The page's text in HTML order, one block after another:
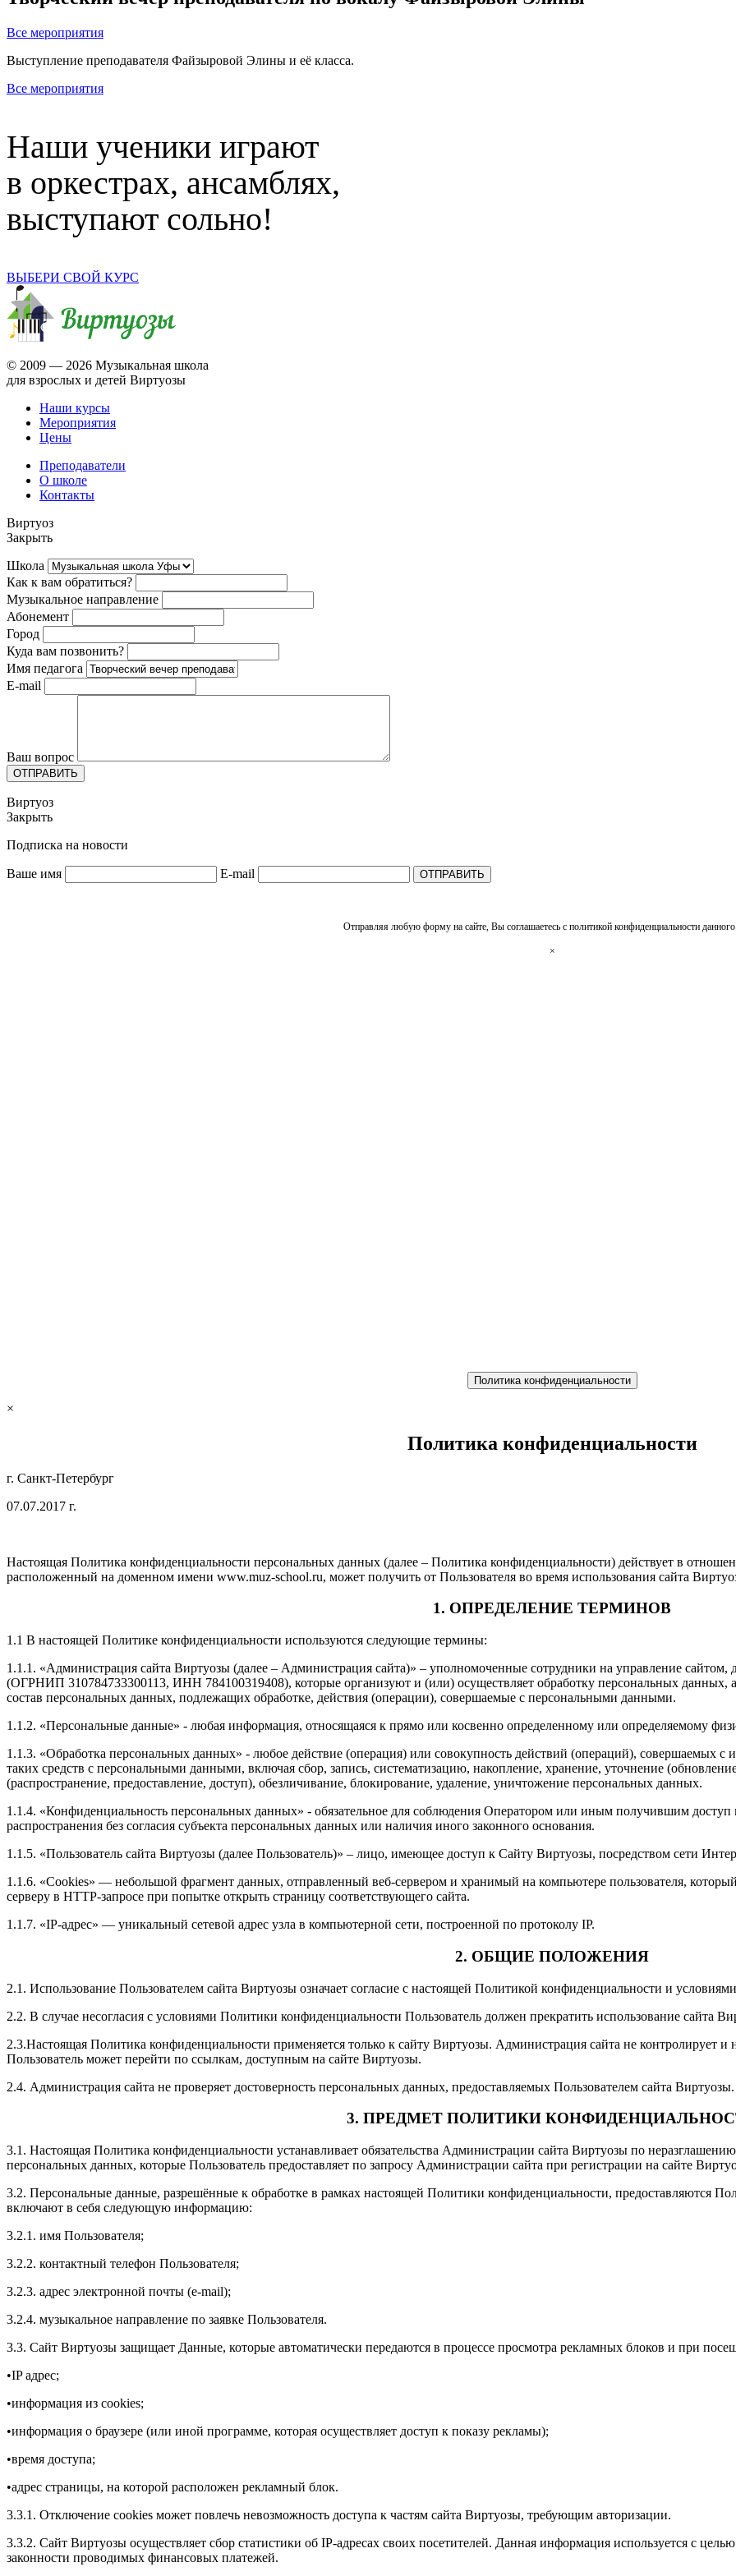
Все мероприятия
Выступление преподавателя Файзыровой Элины и её класса.
Все мероприятия
Наши ученики играют
в оркестрах, ансамблях,
выступают сольно!
ВЫБЕРИ СВОЙ КУРС
© 2009 — 2026 Музыкальная школа
для взрослых и детей Виртуозы
Наши курсы
Мероприятия
Цены
Преподаватели
О школе
Контакты
Виртуоз
Закрыть
Школа
Как к вам обратиться?
Музыкальное направление
Абонемент
Город
Куда вам позвонить?
Имя педагога
E-mail
Ваш вопрос
ОТПРАВИТЬ
Виртуоз
Закрыть
Подписка на новости
Ваше имя E-mail ОТПРАВИТЬ
Отправляя любую форму на сайте, Вы соглашаетесь с политикой конфиденциальности данного
×
Политика конфиденциальности
×
Политика конфиденциальности
г. Санкт-Петербург
07.07.2017 г.
Настоящая Политика конфиденциальности персональных данных (далее – Политика конфиденциальности) действует в
расположенный на доменном имени www.muz-school.ru, может получить от Пользователя во время использования сайта
1. ОПРЕДЕЛЕНИЕ ТЕРМИНОВ
1.1 В настоящей Политике конфиденциальности используются следующие термины:
1.1.1. «Администрация сайта Виртуозы (далее – Администрация сайта)» – уполномоченные сотрудники на управление
(ОГРНИП 310784733300113, ИНН 784100319408), которые организуют и (или) осуществляет обработку персональных данных,
состав персональных данных, подлежащих обработке, действия (операции), совершаемые с персональными данными.
1.1.2. «Персональные данные» - любая информация, относящаяся к прямо или косвенно определенному или определяемому
1.1.3. «Обработка персональных данных» - любое действие (операция) или совокупность действий (операций), совершаемых с
таких средств с персональными данными, включая сбор, запись, систематизацию, накопление, хранение, уточнение
(распространение, предоставление, доступ), обезличивание, блокирование, удаление, уничтожение персональных данных.
1.1.4. «Конфиденциальность персональных данных» - обязательное для соблюдения Оператором или иным получившим
распространения без согласия субъекта персональных данных или наличия иного законного основания.
1.1.5. «Пользователь сайта Виртуозы (далее Пользователь)» – лицо, имеющее доступ к Сайту Виртуозы, посредством сети
1.1.6. «Cookies» — небольшой фрагмент данных, отправленный веб-сервером и хранимый на компьютере пользователя,
серверу в HTTP-запросе при попытке открыть страницу соответствующего сайта.
1.1.7. «IP-адрес» — уникальный сетевой адрес узла в компьютерной сети, построенной по протоколу IP.
2. ОБЩИЕ ПОЛОЖЕНИЯ
2.1. Использование Пользователем сайта Виртуозы означает согласие с настоящей Политикой конфиденциальности и
2.2. В случае несогласия с условиями Политики конфиденциальности Пользователь должен прекратить использование сайта
2.3.Настоящая Политика конфиденциальности применяется только к сайту Виртуозы. Администрация сайта не контролирует и
Пользователь может перейти по ссылкам, доступным на сайте Виртуозы.
2.4. Администрация сайта не проверяет достоверность персональных данных, предоставляемых Пользователем сайта Виртуозы.
3. ПРЕДМЕТ ПОЛИТИКИ
3.1. Настоящая Политика конфиденциальности устанавливает обязательства Администрации сайта Виртуозы по
персональных данных, которые Пользователь предоставляет по запросу Администрации сайта при регистрации на сайте
3.2. Персональные данные, разрешённые к обработке в рамках настоящей Политики конфиденциальности, предоставляются
включают в себя следующую информацию:
3.2.1. имя Пользователя;
3.2.2. контактный телефон Пользователя;
3.2.3. адрес электронной почты (e-mail);
3.2.4. музыкальное направление по заявке Пользователя.
3.3. Сайт Виртуозы защищает Данные, которые автоматически передаются в процессе просмотра рекламных блоков и при
•IP адрес;
•информация из cookies;
•информация о браузере (или иной программе, которая осуществляет доступ к показу рекламы);
•время доступа;
•адрес страницы, на которой расположен рекламный блок.
3.3.1. Отключение cookies может повлечь невозможность доступа к частям сайта Виртуозы, требующим авторизации.
3.3.2. Сайт Виртуозы осуществляет сбор статистики об IP-адресах своих посетителей. Данная информация используется с
законности проводимых финансовых платежей.